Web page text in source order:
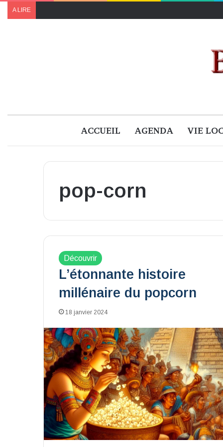
A LIRE
ACCUEIL AGENDA VIE
pop-corn
Découvrir
L’étonnante histoire
millénaire du popcorn
18 janvier 2024